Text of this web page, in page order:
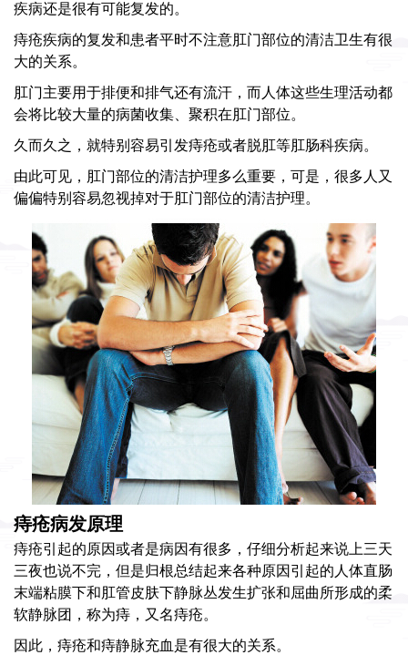
疾病还是很有可能复发的。
痔疮疾病的复发和患者平时不注意肛门部位的清洁卫生有很
大的关系。
肛门主要用于排便和排气还有流汗，而人体这些生理活动都
会将比较大量的病菌收集、聚积在肛门部位。
久而久之，就特别容易引发痔疮或者脱肛等肛肠科疾病。
由此可见，肛门部位的清洁护理多么重要，可是，很多人又
偏偏特别容易忽视掉对于肛门部位的清洁护理。
痔疮病发原理
痔疮引起的原因或者是病因有很多，仔细分析起来说上三天
三夜也说不完，但是归根总结起来各种原因引起的人体直肠
末端粘膜下和肛管皮肤下静脉丛发生扩张和屈曲所形成的柔
软静脉团，称为痔，又名痔疮。
因此， 痔疮和痔静脉充血是有很大的关系。